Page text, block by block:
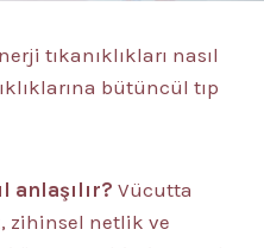
tıkanıklıkları nasıl
bütüncül tıp
anlaşılır? Vücutta
zihinsel netlik ve